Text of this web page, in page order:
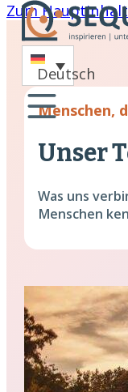
Zum
Deutsch
Menschen,
Unser
Was uns
Menschen